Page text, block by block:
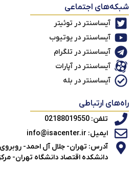
شبکه‌های اجتماعی
آیساسنتر در توئیتر
آیساسنتر در یوتیوب
آیساسنتر در تلگرام
آیساسنتر در آپارات
آیساسنتر در بله
راه‌های ارتباطی
تلفن: 02188019550
ایمیل: info@isacenter.ir
آدرس: تهران- جلال آل احمد-
دانشکده اقتصاد دانشگاه تهران-